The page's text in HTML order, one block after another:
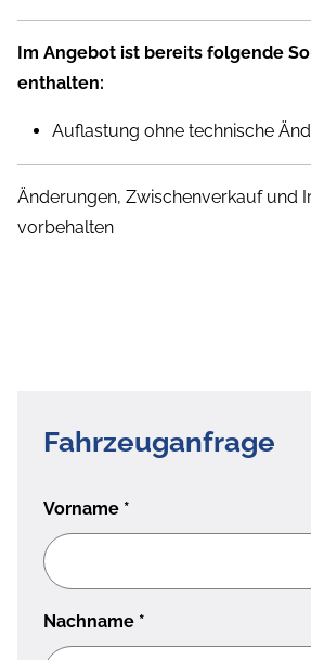
Im Angebot ist bereits folgende
enthalten:
Auflastung ohne technische
Änderungen, Zwischenverkauf und
vorbehalten
Fahrzeuganfrage
Vorname *
Nachname *